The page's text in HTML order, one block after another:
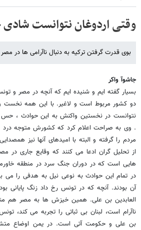
وقتی اردوغان نتوانست شادی
بوی قدرت گرفتن ترکیه به دنبال ناآرامی ها در
جاشوآ واکر
بسیار گفته ایم و شنیده ایم که آنچه در مصر و
دو کشور مربوط است و لاغیر. با این همه نخست
نتوانست در نخستین واکنش به این حوادث ، حس
. وی به صراحت اعلام کرد که کشورش متوجه درد
مردم را گرفته و البته با امیدهای آنها نیز
از تحلیل گران ادعا می کنند که وقایع جاری در
هایی است که در دوران جنگ سرد در منطقه
در تمام این حوادث به نوعی نیل به هدفی را می
العابدین بن علی. همین خیزش ها به مصر هم
ناآرام است، لبنان بی ثباتی را تجربه می کند،
بن علی و حکومت آتی است. در یمن اوضاع